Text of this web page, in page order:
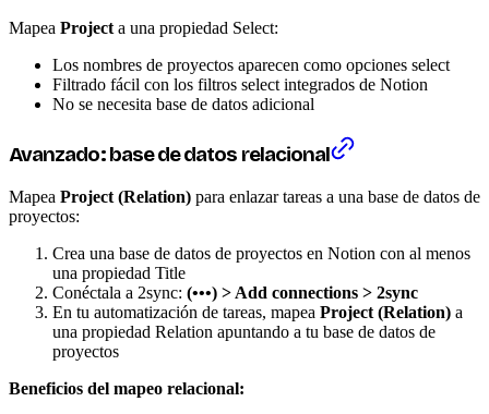
Mapea Project a una propiedad Select:
Los nombres de proyectos aparecen como opciones select
Filtrado fácil con los filtros select integrados de Notion
No se necesita base de datos adicional
Avanzado: base de datos relacional
Mapea Project (Relation) para enlazar tareas a una base de datos de
proyectos:
Crea una base de datos de proyectos en Notion con al menos
una propiedad Title
Conéctala a 2sync: (•••) > Add connections > 2sync
En tu automatización de tareas, mapea Project (Relation) a
una propiedad Relation apuntando a tu base de datos de
proyectos
Beneficios del mapeo relacional: